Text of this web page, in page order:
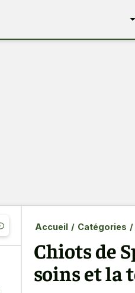
Accueil / Catégories /
Chiots de
soins et la